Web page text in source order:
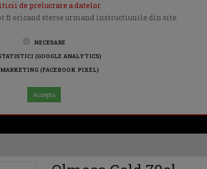
de prelucrare a datelor.
fi oricand sterse urmand instructiunile din site.
NECESARE
(GOOGLE ANALYTICS)
MARKETING (FACEBOOK PIXEL)
Accepta